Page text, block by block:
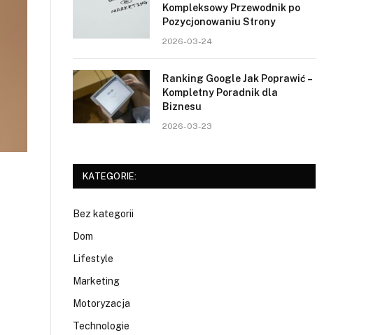
Kompleksowy Przewodnik po
Pozycjonowaniu Strony
2026-03-24
Ranking Google Jak Poprawić –
Kompletny Poradnik dla
Biznesu
2026-03-23
KATEGORIE:
Bez kategorii
Dom
Lifestyle
Marketing
Motoryzacja
Technologie